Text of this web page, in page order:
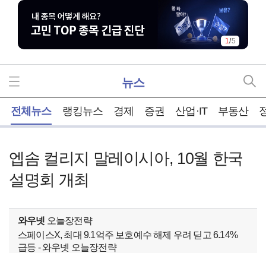
1/5
뉴스
전체뉴스 랭킹뉴스 경제 증권 산업·IT 부동산
엡솜 컬리지 말레이시아, 10월 한국
설명회 개최
와우넷 오늘장전략
스페이스X, 최대 9.1억주 보호예수 해제 우려 딛고 6.14%
급등 - 와우넷 오늘장전략